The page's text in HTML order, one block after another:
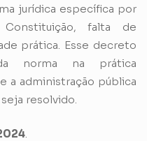
jurídica específica por
falta de
prática. Esse decreto
norma na prática
a administração pública
resolvido.